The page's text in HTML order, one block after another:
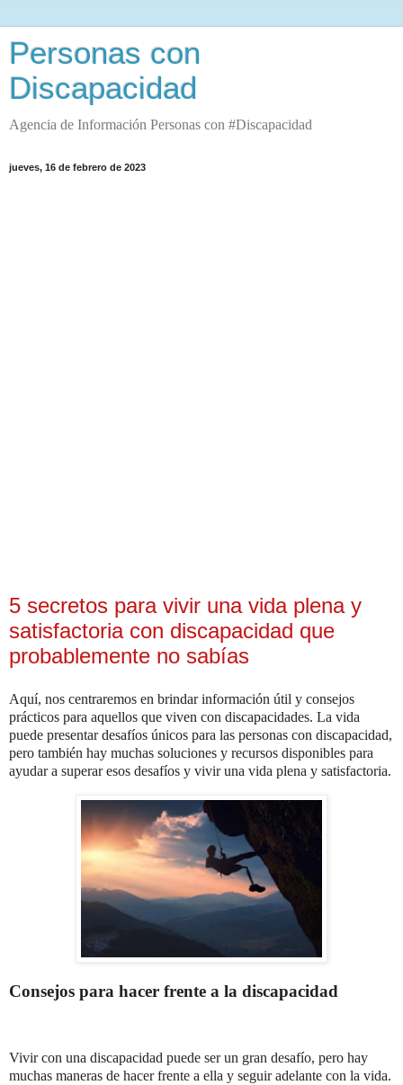
Personas con
Discapacidad
Agencia de Información Personas con #Discapacidad
jueves, 16 de febrero de 2023
5 secretos para vivir una vida plena y
satisfactoria con discapacidad que
probablemente no sabías
Aquí, nos centraremos en brindar información útil y consejos
prácticos para aquellos que viven con discapacidades. La vida
puede presentar desafíos únicos para las personas con discapacidad,
pero también hay muchas soluciones y recursos disponibles para
ayudar a superar esos desafíos y vivir una vida plena y satisfactoria.
Consejos para hacer frente a la discapacidad
Vivir con una discapacidad puede ser un gran desafío, pero hay
muchas maneras de hacer frente a ella y seguir adelante con la vida.